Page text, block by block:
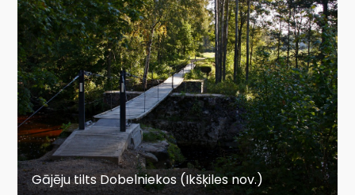
Gājēju tilts Dobelniekos (Ikšķiles nov.)